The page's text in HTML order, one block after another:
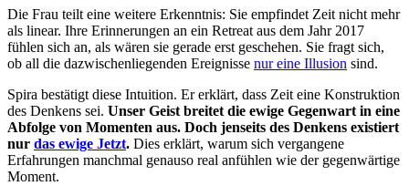
Die Frau teilt eine weitere Erkenntnis: Sie empfindet Zeit nicht mehr
als linear. Ihre Erinnerungen an ein Retreat aus dem Jahr 2017
fühlen sich an, als wären sie gerade erst geschehen. Sie fragt sich,
ob all die dazwischenliegenden Ereignisse nur eine Illusion sind.
Spira bestätigt diese Intuition. Er erklärt, dass Zeit eine Konstruktion
des Denkens sei. Unser Geist breitet die ewige Gegenwart in eine
Abfolge von Momenten aus. Doch jenseits des Denkens existiert
nur das ewige Jetzt. Dies erklärt, warum sich vergangene
Erfahrungen manchmal genauso real anfühlen wie der gegenwärtige
Moment.